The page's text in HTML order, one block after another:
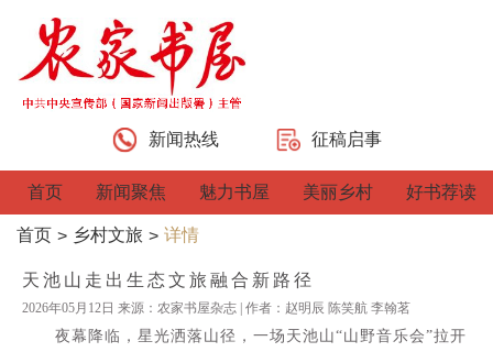
新闻热线 征稿启事
首页 新闻聚焦 魅力书屋 美丽乡村 好书荐读
首页 > 乡村文旅 > 详情
天池山走出生态文旅融合新路径
2026年05月12日 来源：农家书屋杂志 | 作者：赵明辰 陈笑航 李翰茗
夜幕降临，星光洒落山径，一场天池山“山野音乐会”拉开